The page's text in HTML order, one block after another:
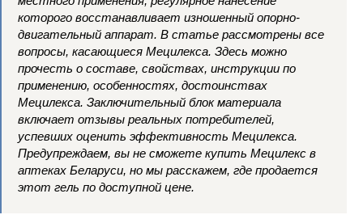
которого восстанавливает изношенный опорно-
двигательный аппарат. В статье рассмотрены все
вопросы, касающиеся Мецилекса. Здесь можно
прочесть о составе, свойствах, инструкции по
применению, особенностях, достоинствах
Мецилекса. Заключительный блок материала
включает отзывы реальных потребителей,
успевших оценить эффективность Мецилекса.
Предупреждаем, вы не сможете купить Мецилекс в
аптеках Беларуси, но мы расскажем, где продается
этот гель по доступной цене.